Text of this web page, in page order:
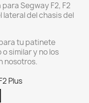
Segway F2, F2
lateral del chasis del
tu patinete
o similar y no los
nosotros.
Plus